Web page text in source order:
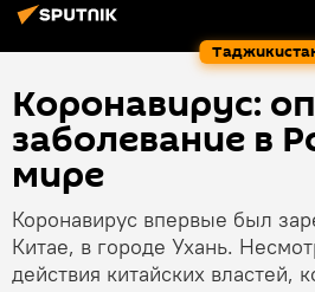
Коронавирус:
заболевание в
мире
Коронавирус впервые был
Китае, в городе Ухань.
действия китайских властей,